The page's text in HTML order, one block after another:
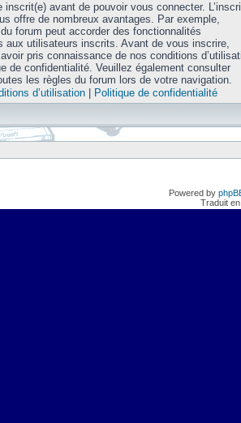
inscrit(e) avant de pouvoir vous connecter.
offre de nombreux avantages. Par exemple,
du forum peut accorder des fonctionnalités
aux utilisateurs inscrits. Avant de vous inscrire,
pris connaissance de nos conditions
de confidentialité. Veuillez également consulter
les règles du forum lors de votre navigation.
d’utilisation| Politique de confidentialité
Powered by
Traduit